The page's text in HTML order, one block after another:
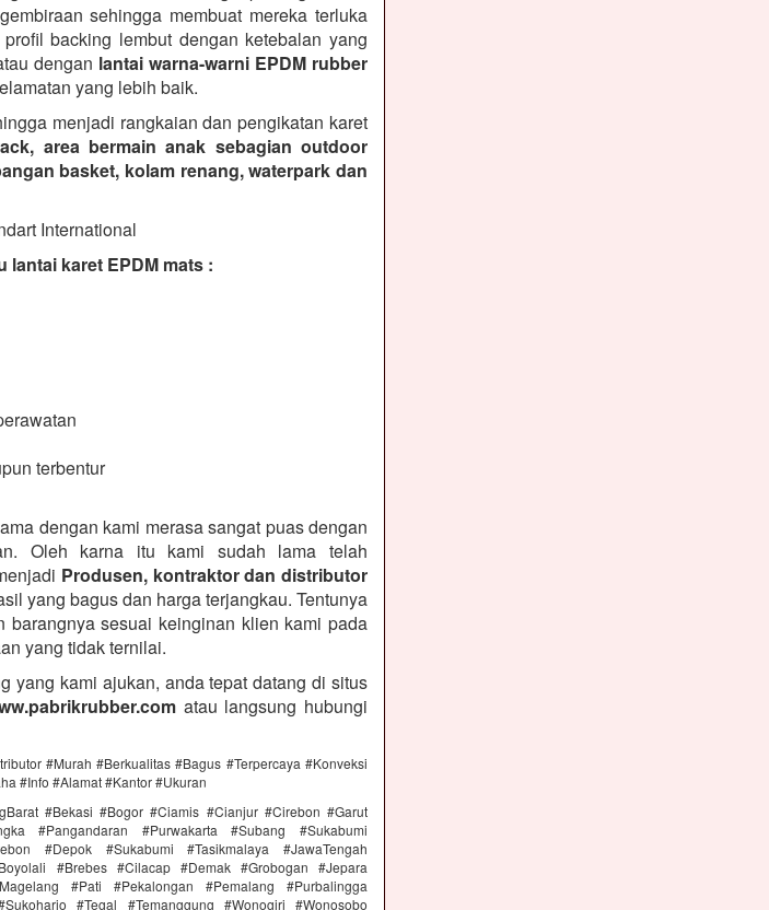
sehingga membuat mereka terluka
backing lembut dengan ketebalan yang
dengan lantai warna-warni EPDM rubber
yang lebih baik.
menjadi rangkaian dan pengikatan karet
area bermain anak sebagian outdoor
basket, kolam renang, waterpark dan
International
karet EPDM mats :
terbentur
dengan kami merasa sangat puas dengan
Oleh karna itu kami sudah lama telah
Produsen, kontraktor dan distributor
yang bagus dan harga terjangkau. Tentunya
barangnya sesuai keinginan klien kami pada
yang tidak ternilai.
yang kami ajukan, anda tepat datang di situs
atau langsung hubungi
#Murah #Berkualitas #Bagus #Terpercaya #Konveksi
#Info #Alamat #Kantor #Ukuran
#Bekasi #Bogor #Ciamis #Cianjur #Cirebon #Garut
#Pangandaran #Purwakarta #Subang #Sukabumi
#Depok #Sukabumi #Tasikmalaya #JawaTengah
#Brebes #Cilacap #Demak #Grobogan #Jepara
#Pati #Pekalongan #Pemalang #Purbalingga
#Tegal #Temanggung #Wonogiri #Wonosobo